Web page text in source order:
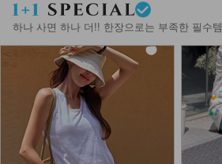
21,900
하나 사면 하나 더!! 한장으로는 부족한 필수템